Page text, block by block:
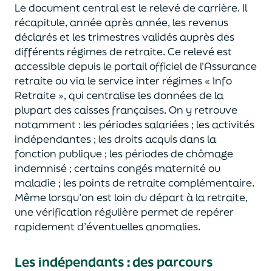
Le document central est le relevé de carrière. Il
récapitule, année après année, les revenus
déclarés et les trimestres validés auprès des
différents régimes de retraite. Ce relevé est
accessible depuis le portail officiel de l’Assurance
retraite ou via le service inter régimes « Info
Retraite », qui centralise les données de la
plupart des caisses françaises. On y retrouve
notamment : les périodes salariées ; les activités
indépendantes ; les droits acquis dans la
fonction publique ; les périodes de chômage
indemnisé ; certains congés maternité ou
maladie ; les points de retraite complémentaire.
Même lorsqu’on est loin du départ à la retraite,
une vérification régulière permet de repérer
rapidement d’éventuelles anomalies.
Les indépendants : des parcours